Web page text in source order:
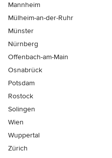
Mannheim
Mülheim-an-der-Ruhr
Münster
Nürnberg
Offenbach-am-Main
Osnabrück
Potsdam
Rostock
Solingen
Wien
Wuppertal
Zürich